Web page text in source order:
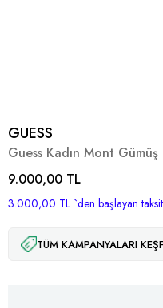
GUESS
Guess Kadın Mont Gümüş
9.000,00 TL
3.000,00 TL `den başlayan
TÜM KAMPANYALARI